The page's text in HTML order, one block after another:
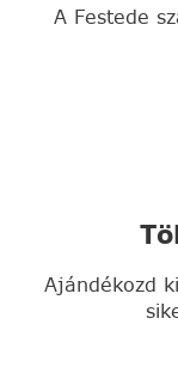
A Festede
Ajándékozd